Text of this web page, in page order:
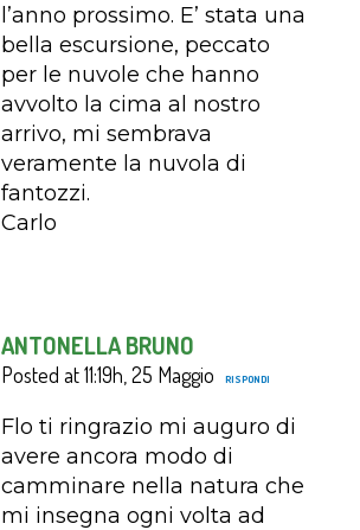
l’anno prossimo. E’ stata una
bella escursione, peccato
per le nuvole che hanno
avvolto la cima al nostro
arrivo, mi sembrava
veramente la nuvola di
fantozzi.
Carlo
ANTONELLA BRUNO
Posted at 11:19h, 25 Maggio RISPONDI
Flo ti ringrazio mi auguro di
avere ancora modo di
camminare nella natura che
mi insegna ogni volta ad